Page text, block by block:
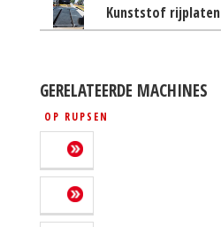
Kunststof rijplaten
GERELATEERDE MACHINES
OP RUPSEN